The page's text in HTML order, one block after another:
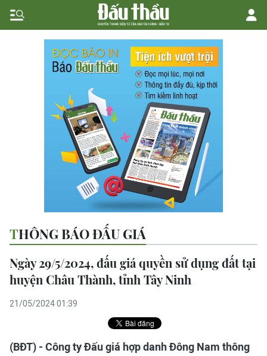
THÔNG BÁO ĐẤU GIÁ
Ngày 29/5/2024, đấu giá quyền sử dụng đất tại
huyện Châu Thành, tỉnh Tây Ninh
21/05/2024 01:39
(BĐT) - Công ty Đấu giá hợp danh Đông Nam thông